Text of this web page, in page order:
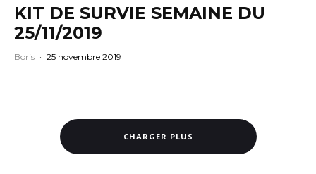
KIT DE SURVIE SEMAINE DU
25/11/2019
Boris · 25 novembre 2019
CHARGER PLUS